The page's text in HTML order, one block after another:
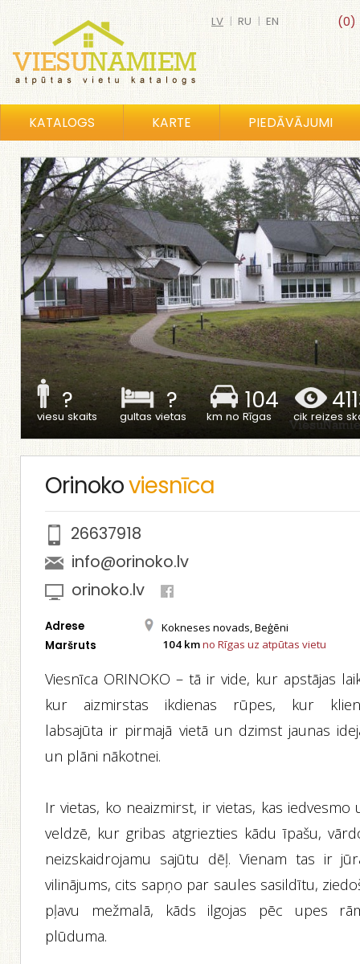
(0)
LV | RU | EN
KATALOGS KARTE PIEDĀVĀJUMI
?
viesu skaits
?
gultas vietas
104
km no Rīgas cik reizes
Orinokoviesnīca
26637918
info@orinoko.lv
orinoko.lv
Adrese Kokneses novads, Beģēni
Maršruts 104 kmno Rīgas uz atpūtas vietu
Viesnīca ORINOKO – tā ir vide, kur apstājas
kur aizmirstas ikdienas rūpes, kur
labsajūta ir pirmajā vietā un dzimst jaunas
un plāni nākotnei.
Ir vietas, ko neaizmirst, ir vietas, kas iedvesmo
veldzē, kur gribas atgriezties kādu īpašu,
neizskaidrojamu sajūtu dēļ. Vienam tas ir
vilinājums, cits sapņo par saules sasildītu,
pļavu mežmalā, kāds ilgojas pēc upes
plūduma.